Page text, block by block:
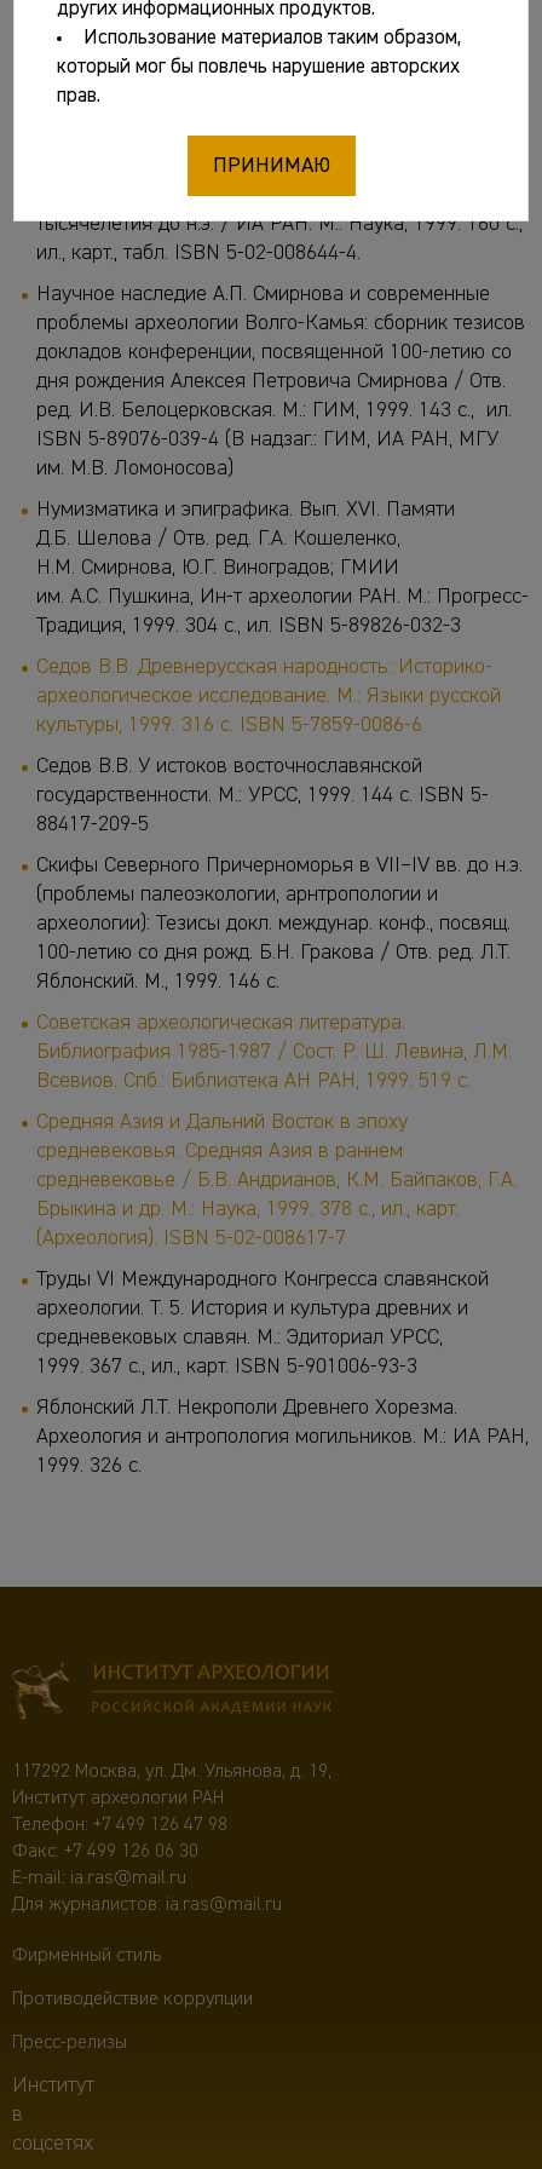
Кузьминых С.В., Старостин П.Н., Хузин Ф.Ш. Альфред
Хасанович Халиков. Очерк жизни и научной
деятельности. Казань: Ин-т истории им. Ш.
Медведев А.П. Ранний железный век лесостепного
Подонья. Археология и этнокультурная история I
тысячелетия до н.э. / ИА РАН. М.: Наука, 1999. 160 с.,
ил., карт., табл. ISBN 5-02-008644-4.
Научное наследие А.П. Смирнова и современные
проблемы археологии Волго-Камья: сборник тезисов
докладов конференции, посвященной 100-летию со
дня рождения Алексея Петровича Смирнова / Отв.
ред. И.В. Белоцерковская. М.: ГИМ, 1999. 143 с., ил.
ISBN 5-89076-039-4 (В надзаг.: ГИМ, ИА РАН, МГУ
им. М.В. Ломоносова)
Нумизматика и эпиграфика. Вып. XVI. Памяти
Д.Б. Шелова / Отв. ред. Г.А. Кошеленко,
Н.М. Смирнова, Ю.Г. Виноградов; ГМИИ
им. А.С. Пушкина, Ин-т археологии РАН. М.: Прогресс-
Традиция, 1999. 304 с., ил. ISBN 5-89826-032-3
Седов В.В. Древнерусская народность: Историко-
археологическое исследование. М.: Языки русской
культуры, 1999. 316 с. ISBN 5-7859-0086-6
Седов В.В. У истоков восточнославянской
государственности. М.: УРСС, 1999. 144 с. ISBN 5-
88417-209-5
Скифы Северного Причерноморья в VII – IV вв. до н.э.
(проблемы палеоэкологии, арнтропологии и
археологии): Тезисы докл. междунар. конф., посвящ.
100-летию со дня рожд. Б.Н. Гракова / Отв. ред. Л.Т.
Яблонский. М., 1999. 146 с.
Советская археологическая литература.
Библиография 1985-1987 / Сост. Р. Ш. Левина, Л.М.
Всевиов. Спб.: Библиотека АН РАН, 1999. 519 с.
Средняя Азия и Дальний Восток в эпоху
средневековья. Средняя Азия в раннем
средневековье / Б.В. Андрианов, К.М. Байпаков, Г.А.
Брыкина и др. М.: Наука, 1999. 378 с., ил., карт.
(Археология). ISBN 5-02-008617-7
Труды VI Международного Конгресса славянской
археологии. Т. 5. История и культура древних и
средневековых славян. М.: Эдиториал УРСС,
1999. 367 с., ил., карт. ISBN 5-901006-93-3
Яблонский Л.Т. Некрополи Древнего Хорезма.
Археология и антропология могильников. М.: ИА РАН,
1999. 326 с.
117292 Москва, ул. Дм. Ульянова, д. 19,
Институт археологии РАН
Телефон: +7 499 126 47 98
Факс: +7 499 126 06 30
E-mail: ia.ras@mail.ru
Для журналистов: ia.ras@mail.ru
Фирменный стиль
Противодействие коррупции
Пресс-релизы
Институт
в
соцсетях
других информационных продуктов.
Использование материалов таким образом,
который мог бы повлечь нарушение авторских
прав.
ПРИНИМАЮ